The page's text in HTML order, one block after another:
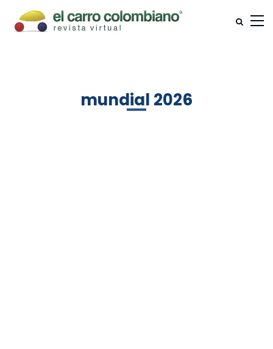
mundial 2026